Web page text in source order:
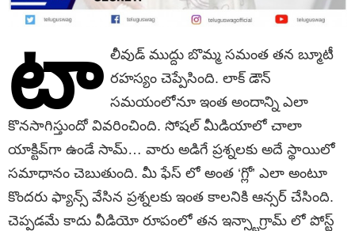
టా లీవుడ్ ముద్దు బొమ్మ సమంత తన బ్మూటీ
రహస్యం చెప్పేసింది. లాక్ డౌన్
సమయంలోనూ ఇంత అందాన్ని ఎలా
కొనసాగిస్తుందో వివరించింది. సోషల్ మీడియాలో చాలా
యాక్టివ్‌గా ఉండే సామ్… వారు అడిగే ప్రశ్నలకు అదే స్థాయిలో
సమాధానం చెబుతుంది. మీ ఫేస్ లో అంత ‘గ్లో’ ఎలా అంటూ
కొందరు ఫ్యాన్స్ వేసిన ప్రశ్నలకు ఇంత కాలనికి ఆన్సర్ చేసింది.
చెప్పడమే కాదు వీడియో రూపంలో తన ఇన్స్టాగ్రామ్ లో పోస్ట్